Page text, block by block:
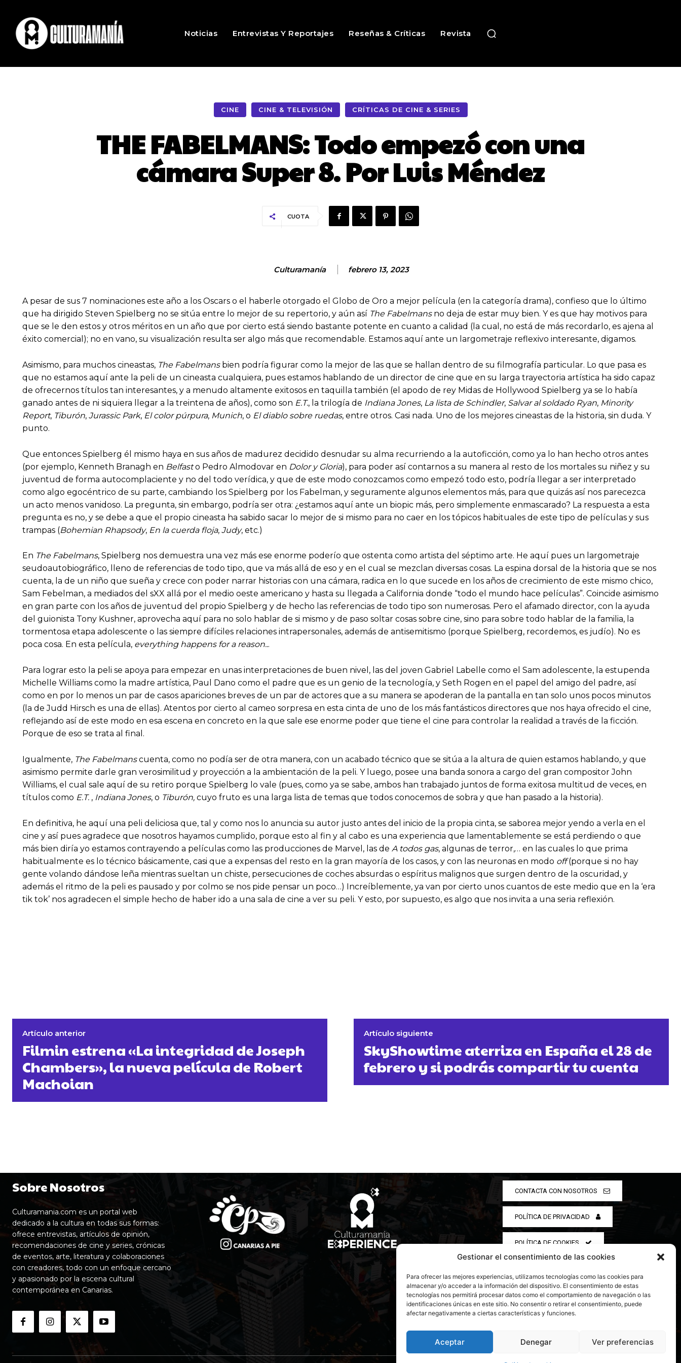
Gestionar el consentimiento de las cookies
Para ofrecer las mejores experiencias, utilizamos tecnologías como las cookies para
almacenar y/o acceder a la información del dispositivo. El consentimiento de estas
tecnologías nos permitirá procesar datos como el comportamiento de navegación o las
identificaciones únicas en este sitio. No consentir o retirar el consentimiento, puede
afectar negativamente a ciertas características y funciones.
Aceptar Denegar Ver preferencias
Noticias Entrevistas Y Reportajes Reseñas & Críticas Revista
CINE CINE & TELEVISIÓN CRÍTICAS DE CINE & SERIES
THE FABELMANS: Todo empezó con una
cámara Super 8. Por Luis Méndez
CUOTA
Culturamanía febrero 13, 2023
A pesar de sus 7 nominaciones este año a los Oscars o el haberle otorgado el Globo de Oro a mejor película (en la categoría drama), confieso que lo último
que ha dirigido Steven Spielberg no se sitúa entre lo mejor de su repertorio, y aún así The Fabelmansno deja de estar muy bien. Y es que hay motivos para
que se le den estos y otros méritos en un año que por cierto está siendo bastante potente en cuanto a calidad (la cual, no está de más recordarlo, es ajena al
éxito comercial); no en vano, su visualización resulta ser algo más que recomendable. Estamos aquí ante un largometraje reflexivo interesante, digamos.
Asimismo, para muchos cineastas, The Fabelmansbien podría figurar como la mejor de las que se hallan dentro de su filmografía particular. Lo que pasa es
que no estamos aquí ante la peli de un cineasta cualquiera, pues estamos hablando de un director de cine que en su larga trayectoria artística ha sido capaz
de ofrecernos títulos tan interesantes, y a menudo altamente exitosos en taquilla también (el apodo de rey Midas de Hollywood Spielberg ya se lo había
ganado antes de ni siquiera llegar a la treintena de años), como son E.T., la trilogía de Indiana Jones, La lista de Schindler, Salvar al soldado Ryan, Minority
Report, Tiburón, Jurassic Park, El color púrpura, Munich, o El diablo sobre ruedas, entre otros. Casi nada. Uno de los mejores cineastas de la historia, sin duda. Y
punto.
Que entonces Spielberg él mismo haya en sus años de madurez decidido desnudar su alma recurriendo a la autoficción, como ya lo han hecho otros antes
(por ejemplo, Kenneth Branagh en Belfasto Pedro Almodovar en Dolor y Gloria), para poder así contarnos a su manera al resto de los mortales su niñez y su
juventud de forma autocomplaciente y no del todo verídica, y que de este modo conozcamos como empezó todo esto, podría llegar a ser interpretado
como algo egocéntrico de su parte, cambiando los Spielberg por los Fabelman, y seguramente algunos elementos más, para que quizás así nos parecezca
un acto menos vanidoso. La pregunta, sin embargo, podría ser otra: ¿estamos aquí ante un biopic más, pero simplemente enmascarado? La respuesta a esta
pregunta es no, y se debe a que el propio cineasta ha sabido sacar lo mejor de si mismo para no caer en los tópicos habituales de este tipo de películas y sus
trampas (Bohemian Rhapsody, En la cuerda floja, Judy, etc.)
En The Fabelmans, Spielberg nos demuestra una vez más ese enorme poderío que ostenta como artista del séptimo arte. He aquí pues un largometraje
seudoautobiográfico, lleno de referencias de todo tipo, que va más allá de eso y en el cual se mezclan diversas cosas. La espina dorsal de la historia que se nos
cuenta, la de un niño que sueña y crece con poder narrar historias con una cámara, radica en lo que sucede en los años de crecimiento de este mismo chico,
Sam Febelman, a mediados del sXX allá por el medio oeste americano y hasta su llegada a California donde “todo el mundo hace películas”. Coincide asimismo
en gran parte con los años de juventud del propio Spielberg y de hecho las referencias de todo tipo son numerosas. Pero el afamado director, con la ayuda
del guionista Tony Kushner, aprovecha aquí para no solo hablar de si mismo y de paso soltar cosas sobre cine, sino para sobre todo hablar de la familia, la
tormentosa etapa adolescente o las siempre difíciles relaciones intrapersonales, además de antisemitismo (porque Spielberg, recordemos, es judío). No es
poca cosa. En esta película, everything happens for a reason...
Para lograr esto la peli se apoya para empezar en unas interpretaciones de buen nivel, las del joven Gabriel Labelle como el Sam adolescente, la estupenda
Michelle Williams como la madre artística, Paul Dano como el padre que es un genio de la tecnología, y Seth Rogen en el papel del amigo del padre, así
como en por lo menos un par de casos apariciones breves de un par de actores que a su manera se apoderan de la pantalla en tan solo unos pocos minutos
(la de Judd Hirsch es una de ellas). Atentos por cierto al cameo sorpresa en esta cinta de uno de los más fantásticos directores que nos haya ofrecido el cine,
reflejando así de este modo en esa escena en concreto en la que sale ese enorme poder que tiene el cine para controlar la realidad a través de la ficción.
Porque de eso se trata al final.
Igualmente, The Fabelmanscuenta, como no podía ser de otra manera, con un acabado técnico que se sitúa a la altura de quien estamos hablando, y que
asimismo permite darle gran verosimilitud y proyección a la ambientación de la peli. Y luego, posee una banda sonora a cargo del gran compositor John
Williams, el cual sale aquí de su retiro porque Spielberg lo vale (pues, como ya se sabe, ambos han trabajado juntos de forma exitosa multitud de veces, en
títulos como E.T. , Indiana Jones, o Tiburón, cuyo fruto es una larga lista de temas que todos conocemos de sobra y que han pasado a la historia).
En definitiva, he aquí una peli deliciosa que, tal y como nos lo anuncia su autor justo antes del inicio de la propia cinta, se saborea mejor yendo a verla en el
cine y así pues agradece que nosotros hayamos cumplido, porque esto al fin y al cabo es una experiencia que lamentablemente se está perdiendo o que
más bien diría yo estamos contrayendo a películas como las producciones de Marvel, las de A todos gas, algunas de terror,… en las cuales lo que prima
habitualmente es lo técnico básicamente, casi que a expensas del resto en la gran mayoría de los casos, y con las neuronas en modo off(porque si no hay
gente volando dándose leña mientras sueltan un chiste, persecuciones de coches absurdas o espíritus malignos que surgen dentro de la oscuridad, y
además el ritmo de la peli es pausado y por colmo se nos pide pensar un poco…) Increíblemente, ya van por cierto unos cuantos de este medio que en la ‘era
tik tok’ nos agradecen el simple hecho de haber ido a una sala de cine a ver su peli. Y esto, por supuesto, es algo que nos invita a una seria reflexión.
Artículo anterior
Filmin estrena «La integridad de Joseph
Chambers», la nueva película de Robert
Machoian
Artículo siguiente
SkyShowtime aterriza en España el 28 de
febrero y si podrás compartir tu cuenta
Sobre Nosotros
Culturamania.com es un portal web
dedicado a la cultura en todas sus formas:
ofrece entrevistas, artículos de opinión,
recomendaciones de cine y series, crónicas
de eventos, arte, literatura y colaboraciones
con creadores, todo con un enfoque cercano
y apasionado por la escena cultural
contemporánea en Canarias.
CONTACTA CON NOSOTROS
POLÍTICA DE PRIVACIDAD
POLÍTICA DE COOKIES